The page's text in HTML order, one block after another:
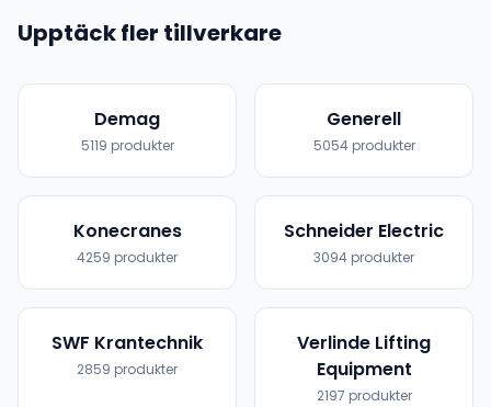
Upptäck fler tillverkare
Demag
5119 produkter
Generell
5054produkter
Konecranes
4259 produkter
Schneider Electric
3094 produkter
SWF Krantechnik
2859 produkter
Verlinde Lifting
Equipment
2197 produkter